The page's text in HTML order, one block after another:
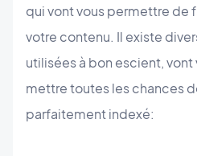
qui vont vous permettre de
votre contenu. Il existe
utilisées à bon escient,
mettre toutes les chances
parfaitement indexé: